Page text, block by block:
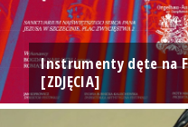
Instrumenty dęte na
[ZDJĘCIA]